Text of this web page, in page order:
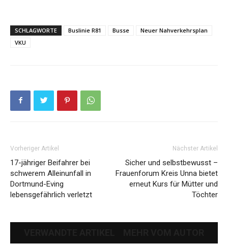
SCHLAGWORTE Buslinie R81 Busse
Neuer Nahverkehrsplan
VKU
Vorheriger Artikel
17-jähriger Beifahrer bei
schwerem Alleinunfall in
Dortmund-Eving
lebensgefährlich verletzt
Nächster Artikel
Sicher und selbstbewusst –
Frauenforum Kreis Unna bietet
erneut Kurs für Mütter und
Töchter